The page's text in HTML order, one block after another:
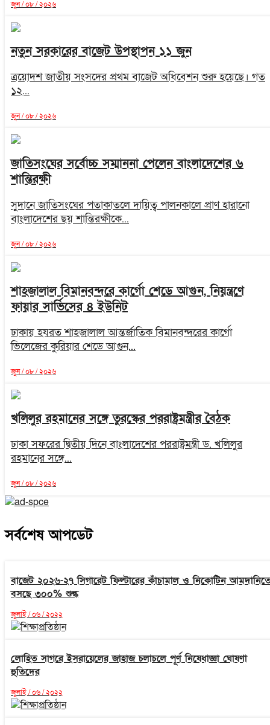
জুন / ০৮ / ২০২৬
নতুন সরকারের বাজেট উপস্থাপন ১১ জুন
ত্রয়োদশ জাতীয় সংসদের প্রথম বাজেট অধিবেশন শুরু হয়েছে। গত
১২...
জুন / ০৮ / ২০২৬
জাতিসংঘের সর্বোচ্চ সম্মাননা পেলেন বাংলাদেশের ৬
শান্তিরক্ষী
সুদানে জাতিসংঘের পতাকাতলে দায়িত্ব পালনকালে প্রাণ হারানো
বাংলাদেশের ছয় শান্তিরক্ষীকে...
জুন / ০৮ / ২০২৬
শাহজালাল বিমানবন্দরে কার্গো শেডে আগুন, নিয়ন্ত্রণে
ফায়ার সার্ভিসের ৪ ইউনিট
ঢাকায় হযরত শাহজালাল আন্তর্জাতিক বিমানবন্দরের কার্গো
ভিলেজের কুরিয়ার শেডে আগুন...
জুন / ০৮ / ২০২৬
খলিলুর রহমানের সঙ্গে তুরস্কের পররাষ্ট্রমন্ত্রীর বৈঠক
ঢাকা সফরের দ্বিতীয় দিনে বাংলাদেশের পররাষ্ট্রমন্ত্রী ড. খলিলুর
রহমানের সঙ্গে...
জুন / ০৮ / ২০২৬
সর্বশেষ আপডেট
বাজেট ২০২৬-২৭ সিগারেট ফিল্টারের কাঁচামাল ও নিকোটিন
বসছে ৩০০% শুল্ক
জুলাই / ০৬ / ২০২২
লোহিত সাগরে ইসরায়েলের জাহাজ চলাচলে পূর্ণ নিষেধাজ্ঞা ঘোষণা
হুতিদের
জুলাই / ০৬ / ২০২২